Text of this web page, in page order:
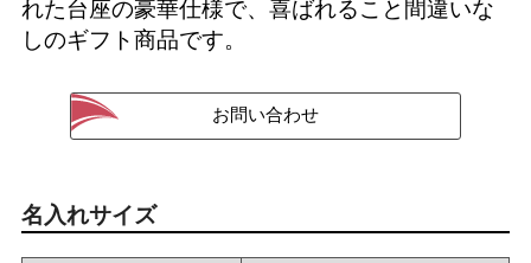
れた台座の豪華仕様で、喜ばれること間違いな
しのギフト商品です。
名入れサイズ